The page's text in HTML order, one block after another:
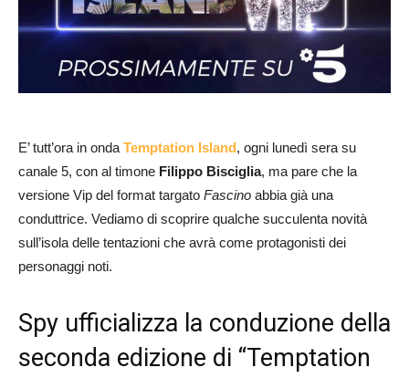
E’ tutt’ora in onda Temptation Island, ogni lunedì sera su
canale 5, con al timone Filippo Bisciglia, ma pare che la
versione Vip del format targato Fascino abbia già una
conduttrice. Vediamo di scoprire qualche succulenta novità
sull’isola delle tentazioni che avrà come protagonisti dei
personaggi noti.
Spy ufficializza la conduzione della
seconda edizione di “Temptation